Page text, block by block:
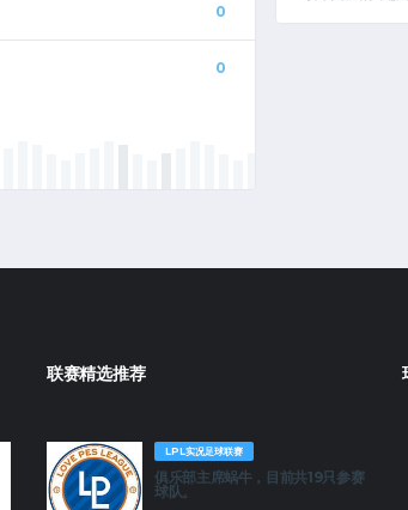
0
0
联赛精选推荐
LPL实况足球联赛
俱乐部主席蜗牛，目前共19只参赛
球队。